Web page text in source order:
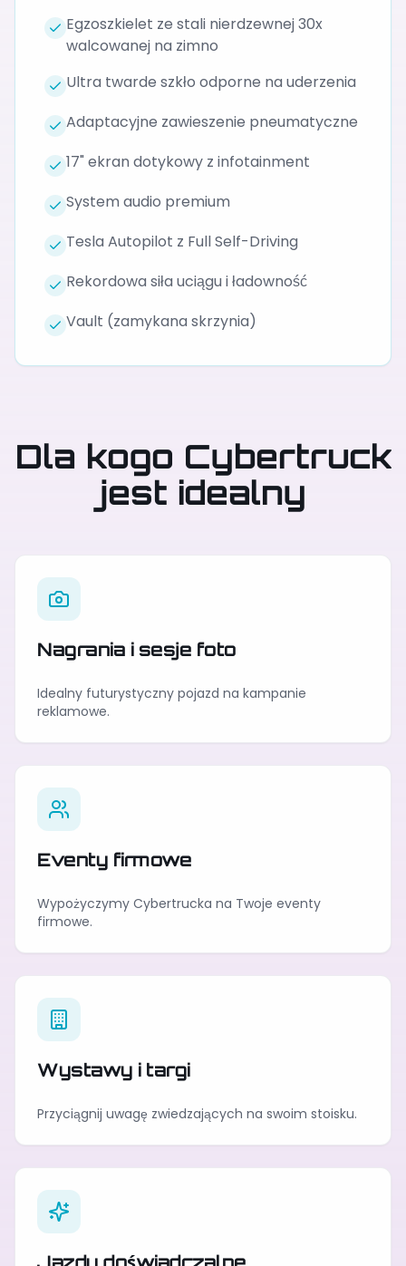
Nadwozie
Stal
nierdzewna
Autonomia
Autopilot
Egzoszkielet ze stali nierdzewnej 30x
walcowanej na zimno
Ultra twarde szkło odporne na uderzenia
Adaptacyjne zawieszenie pneumatyczne
17" ekran dotykowy z infotainment
System audio premium
Tesla Autopilot z Full Self-Driving
Rekordowa siła uciągu i ładowność
Vault (zamykana skrzynia)
Dla kogo Cybertruck
jest idealny
Nagrania i sesje foto
Idealny futurystyczny pojazd na kampanie
reklamowe.
Eventy firmowe
Wypożyczymy Cybertrucka na Twoje eventy
firmowe.
Wystawy i targi
Przyciągnij uwagę zwiedzających na swoim stoisku.